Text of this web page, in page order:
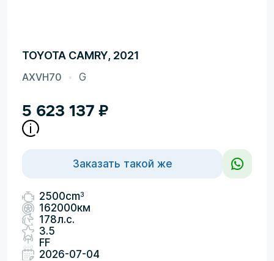
TOYOTA CAMRY, 2021
AXVH70 G
5 623 137 ₽
Заказать такой же
2500cm3
162000км
178л.с.
3.5
FF
2026-07-04